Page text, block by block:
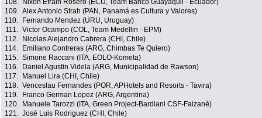
108.
Nixon Efrain Rosero (ECU, Team Banco Guayaquil - Ecuador)
109. Alex Antonio Strah (PAN, Panamá es Cultura y Valores)
110.
Fernando Mendez (URU, Uruguay)
111. Victor Ocampo (COL, Team Medellin - EPM)
112.
Nicolas Alejandro Cabrera (CHI, Chile)
114.
Emiliano Contreras (ARG, Chimbas Te Quiero)
115. Simone Raccani (ITA, EOLO-Kometa)
116.
Daniel Agustin Videla (ARG, Municipalidad de Rawson)
117.
Manuel Lira (CHI, Chile)
118. Venceslau Fernandes (POR, APHotels and Resorts - Tavira)
119.
Franco German Lopez (ARG, Argentina)
120.
Manuele Tarozzi (ITA, Green Project-Bardiani CSF-Faizanè)
121. José Luis Rodriguez (CHI, Chile)